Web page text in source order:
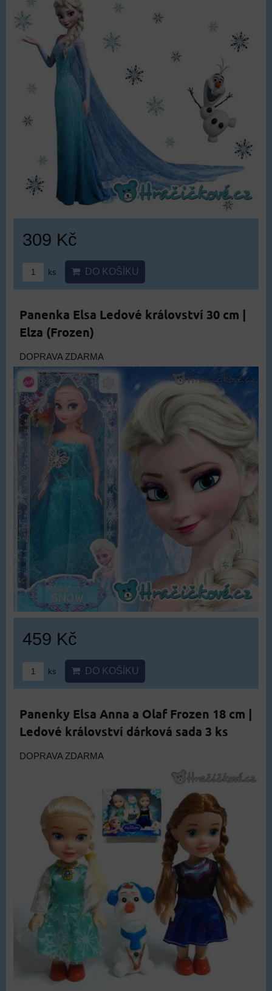
309 Kč
ks DO KOŠÍKU
Panenka Elsa Ledové království 30 cm |
Elza (Frozen)
DOPRAVA ZDARMA
459 Kč
ks DO KOŠÍKU
Panenky Elsa Anna a Olaf Frozen 18 cm |
Ledové království dárková sada 3 ks
DOPRAVA ZDARMA